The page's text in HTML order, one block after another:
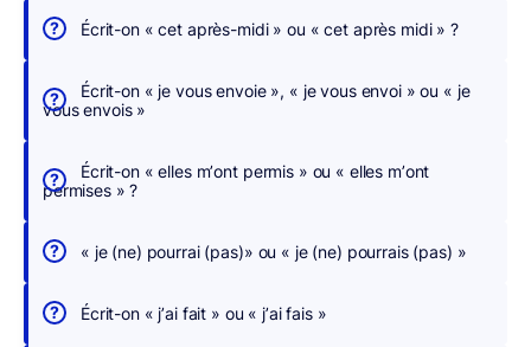
v
e
s
s
h
r
Écrit-on « cet après-midi » ou « cet après midi » ?
Écrit-on « je vous envoie », « je vous envoi » ou « je
vous envois »
Écrit-on « elles m’ont permis » ou « elles m’ont
permises » ?
« je (ne) pourrai (pas)» ou « je (ne) pourrais (pas) »
Écrit-on « j’ai fait » ou « j’ai fais »